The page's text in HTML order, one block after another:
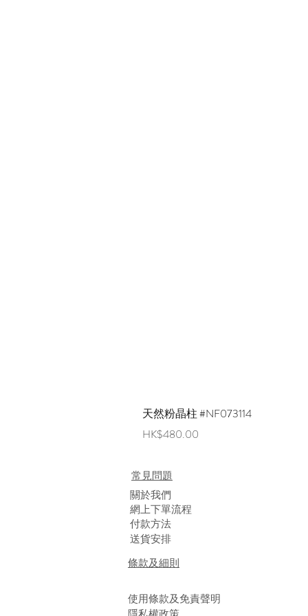
天然粉晶柱 #NF073114
價格
HK$480.00
常見問題
​關於我們
網上下單流程
付款方法
送貨安排
條款及細則
使用條款及免責聲明